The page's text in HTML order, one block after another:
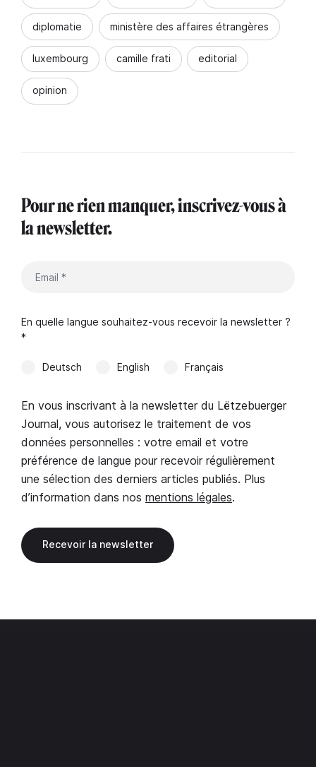
diplomatie ministère des affaires étrangères
luxembourg camille frati editorial
opinion
Pour ne rien manquer, inscrivez-vous à
la newsletter.
En quelle langue souhaitez-vous recevoir la newsletter ?
*
Deutsch English Français
En vous inscrivant à la newsletter du Lëtzebuerger
Journal, vous autorisez le traitement de vos
données personnelles : votre email et votre
préférence de langue pour recevoir régulièrement
une sélection des derniers articles publiés. Plus
d’information dans nos mentions légales.